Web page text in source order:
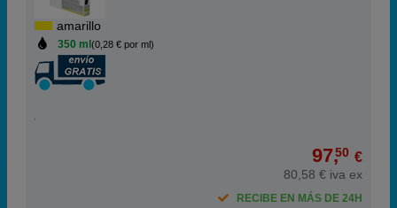
amarillo
350 ml (0,28 € por ml)
97,50 €
80,58 € iva ex
RECIBE EN MÁS DE 24H